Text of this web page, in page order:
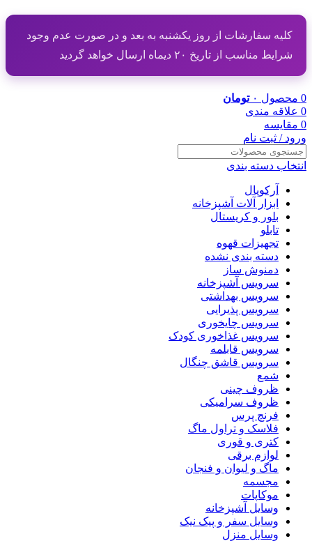
کلیه سفارشات از روز یکشنبه به بعد و در صورت عدم وجود
شرایط مناسب از تاریخ ۲۰ دیماه ارسال خواهد گردید
0 محصول ۰ تومان
0 علاقه مندی
0 مقایسه
ورود / ثبت نام
انتخاب دسته بندی
آرکوپال
ابزار آلات آشپزخانه
بلور و کریستال
تابلو
تجهیزات قهوه
دسته بندی نشده
دمنوش ساز
سرویس آشپزخانه
سرویس بهداشتی
سرویس پذیرایی
سرویس چایخوری
سرویس غذاخوری کودک
سرویس قابلمه
سرویس قاشق چنگال
شمع
ظروف چینی
ظروف سرامیکی
فرنچ پرس
فلاسک و تراول ماگ
کتری و قوری
لوازم برقی
ماگ و لیوان و فنجان
مجسمه
موکاپات
وسایل آشپزخانه
وسایل سفر و پیک نیک
وسایل منزل